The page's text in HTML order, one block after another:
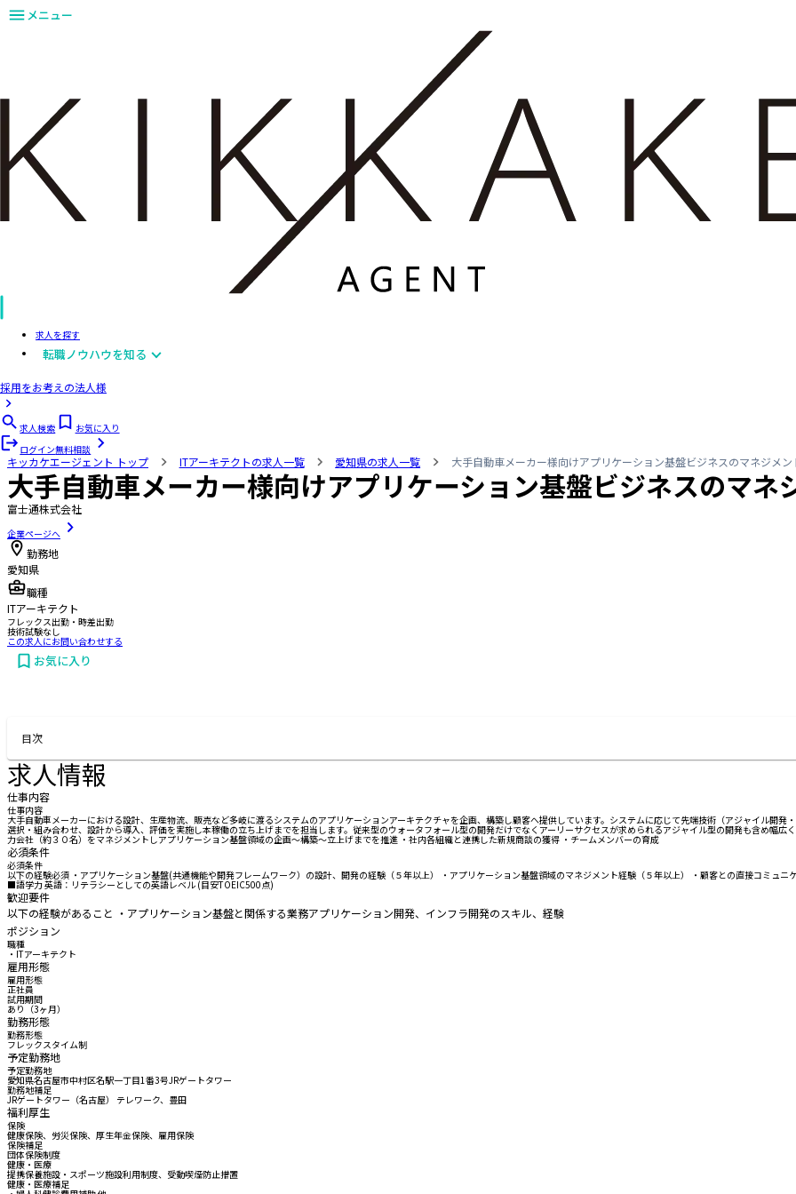
メニュー
求人を探す
転職ノウハウを知る
採用をお考えの法人様
求人検索
お気に入り
ログイン無料相談
キッカケエージェント トップ ITアーキテクトの求人一覧 愛知県の求人一覧 大手自動車メーカー様向けアプリケーション基盤ビジネスのマネジメン
大手自動車メーカー様向けアプリケーション基盤ビジネスのマネ
富士通株式会社
企業ページへ
勤務地
愛知県
職種
ITアーキテクト
フレックス出勤・時差出勤
技術試験なし
この求人にお問い合わせする
お気に入り
目次
求人情報
仕事内容
仕事内容
大手自動車メーカーにおける設計、生産物流、販売など多岐に渡るシステムのアプリケーションアーキテクチャを企画、構築し顧客へ提供しています。システムに応じて先端技術（アジャイル開
選択・組み合わせ、設計から導入、評価を実施し本稼働の立ち上げまでを担当します。従来型のウォータフォール型の開発だけでなくアーリーサクセスが求められるアジャイル型の開発も含め幅
力会社（約３０名）をマネジメントしアプリケーション基盤領域の企画～構築～立上げまでを推進 ・社内各組織と連携した新規商談の獲得 ・チームメンバーの育成
必須条件
必須条件
以下の経験必須 ・アプリケーション基盤(共通機能や開発フレームワーク）の設計、開発の経験（５年以上） ・アプリケーション基盤領域のマネジメント経験（５年以上） ・顧客との直接コミュ
■語学力 英語：リテラシーとしての英語レベル (目安TOEIC500点)
歓迎要件
以下の経験があること ・アプリケーション基盤と関係する業務アプリケーション開発、インフラ開発のスキル、経験
ポジション
職種
・ITアーキテクト
雇用形態
雇用形態
正社員
試用期間
あり（3ヶ月）
勤務形態
勤務形態
フレックスタイム制
予定勤務地
予定勤務地
愛知県名古屋市中村区名駅一丁目1番3号JRゲートタワー
勤務地補足
JRゲートタワー（名古屋） テレワーク、豊田
福利厚生
保険
健康保険、労災保険、厚生年金保険、雇用保険
保険補足
団体保険制度
健康・医療
提携保養施設・スポーツ施設利用制度、受動喫煙防止措置
健康・医療補足